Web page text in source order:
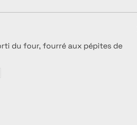
du four, fourré aux pépites de